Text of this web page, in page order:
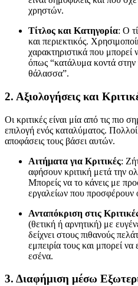
χρηστών.
Τίτλος και Κατηγορία: Ο
και περιεκτικός.
χαρακτηριστικά που μπορεί
όπως “κατάλυμα κοντά
θάλασσα”.
2. Αξιολογήσεις και
Οι κριτικές είναι μία από τις πιο
επιλογή ενός καταλύματος. Πολλοί
αποφάσεις τους βάσει αυτών.
Αιτήματα για Κριτικές:
αφήσουν κριτική μετά την
Μπορείς να το κάνεις με
εργαλείων που προσφέρουν
Ανταπόκριση στις
(θετική ή αρνητική) με
δείχνει στους πιθανούς
εμπειρία τους και μπορεί
εσένα.
3. Διαφήμιση μέσω